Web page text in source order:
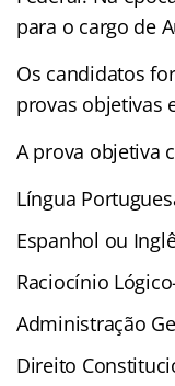
para o cargo de
Os candidatos
provas objetivas
A prova objetiva
Língua
Espanhol ou
Raciocínio
Administração
Direito